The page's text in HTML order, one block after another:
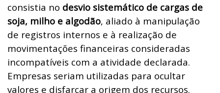
consistia no desvio sistemático de cargas de
soja, milho e algodão, aliado à manipulação
de registros internos e à realização de
movimentações financeiras consideradas
incompatíveis com a atividade declarada.
Empresas seriam utilizadas para ocultar
valores e disfarçar a origem dos recursos.